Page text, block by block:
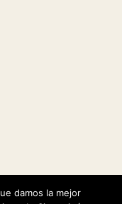
damos la mejor